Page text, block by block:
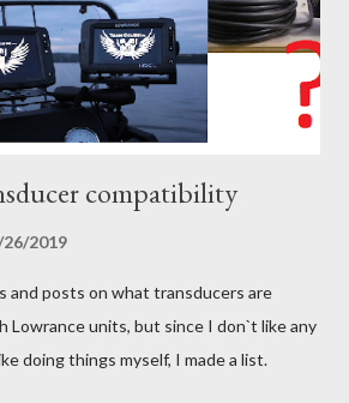
compatibility
26/2019
and posts on what transducers are
Lowrance units, but since I don`t like any
doing things myself, I made a list.